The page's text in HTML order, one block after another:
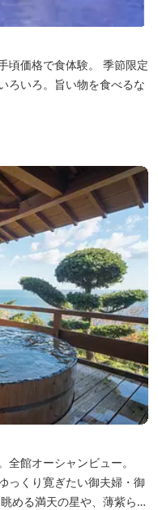
頃価格で食体験。 季節限定
ろいろ。旨い物を食べるな
館オーシャンビュー。
っくり寛ぎたい御夫婦・御
める満天の星や、薄紫ら染